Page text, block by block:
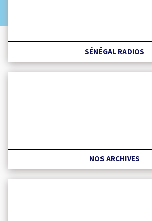
SÉNÉGAL RADIOS
NOS ARCHIVES